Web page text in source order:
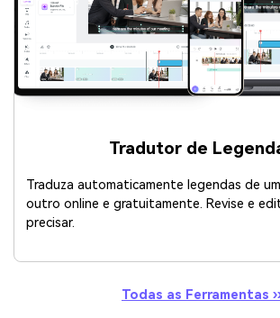
Tradutor de
Traduza automaticamente legendas de
outro online e gratuitamente. Revise e
precisar.
Todas as Ferramentas